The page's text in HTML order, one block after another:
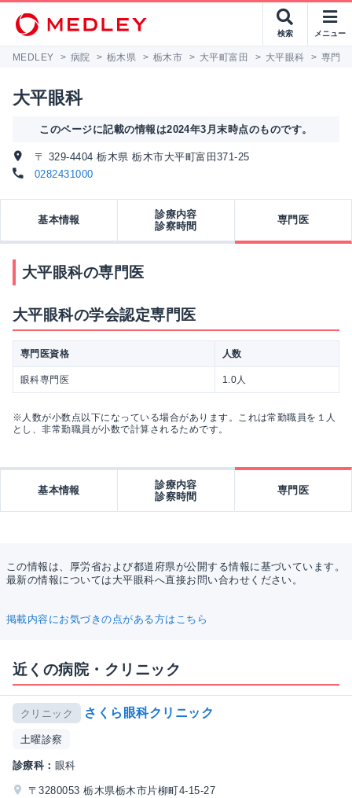
検索 メニュー
MEDLEY > 病院 > 栃木県 > 栃木市 > 大平町富田 > 大平眼科 > 専門医
大平眼科
このページに記載の情報は2024年3月末時点のものです。
〒 329-4404 栃木県 栃木市大平町富田371-25
0282431000
基本情報
診療内容
診察時間
専門医
大平眼科の専門医
大平眼科の学会認定専門医
専門医資格 人数
眼科専門医 1.0人
※人数が小数点以下になっている場合があります。これは常勤職員を１人
とし、非常勤職員が小数で計算されるためです。
基本情報
診療内容
診察時間
専門医
この情報は、厚労省および都道府県が公開する情報に基づいています。
最新の情報については大平眼科へ直接お問い合わせください。
掲載内容にお気づきの点がある方はこちら
近くの病院・クリニック
クリニック さくら眼科クリニック
土曜診察
診療科： 眼科
〒3280053 栃木県栃木市片柳町4-15-27